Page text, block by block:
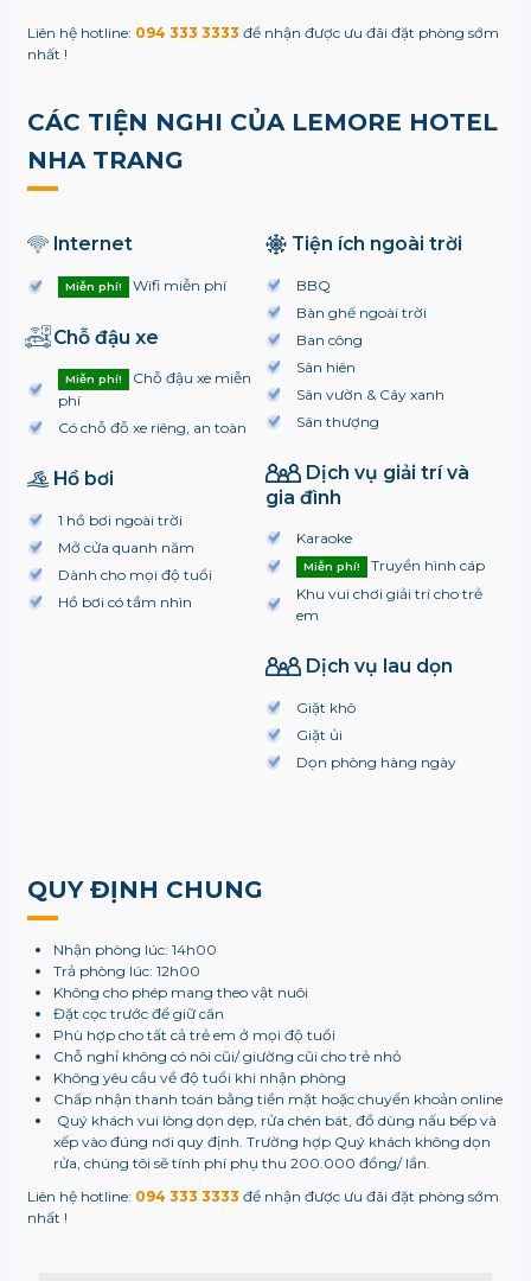
Liên hệ hotline: 094 333 3333 để nhận được ưu đãi đặt phòng sớm
nhất !
CÁC TIỆN NGHI CỦA LEMORE HOTEL
NHA TRANG
Internet
Miễn phí! Wifi miễn phí
Chỗ đậu xe
Miễn phí!
Chỗ đậu xe miễn
phí
Có chỗ đỗ xe riêng, an toàn
Hồ bơi
1 hồ bơi ngoài trời
Mở cửa quanh năm
Dành cho mọi độ tuổi
Hồ bơi có tầm nhìn
Tiện ích ngoài trời
BBQ
Bàn ghế ngoài trời
Ban công
Sân hiên
Sân vườn & Cây xanh
Sân thượng
Dịch vụ giải trí và
gia đình
Karaoke
Miễn phí!
Truyền hình cáp
Khu vui chơi giải trí cho trẻ
em
Dịch vụ lau dọn
Giặt khô
Giặt ủi
Dọn phòng hàng ngày
QUY ĐỊNH CHUNG
Nhận phòng lúc: 14h00
Trả phòng lúc: 12h00
Không cho phép mang theo vật nuôi
Đặt cọc trước để giữ căn
Phù hợp cho tất cả trẻ em ở mọi độ tuổi
Chỗ nghỉ không có nôi cũi/ giường cũi cho trẻ nhỏ
Không yêu cầu về độ tuổi khi nhận phòng
Chấp nhận thanh toán bằng tiền mặt hoặc chuyển khoản online
Quý khách vui lòng dọn dẹp, rửa chén bát, đồ dùng nấu bếp và
xếp vào đúng nơi quy định. Trường hợp Quý khách không dọn
rửa, chúng tôi sẽ tính phí phụ thu 200.000 đồng/ lần.
Liên hệ hotline: 094 333 3333 để nhận được ưu đãi đặt phòng sớm
nhất !